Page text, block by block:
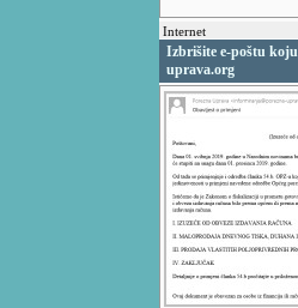
Internet
Izbrišite e-poštu
uprava.org